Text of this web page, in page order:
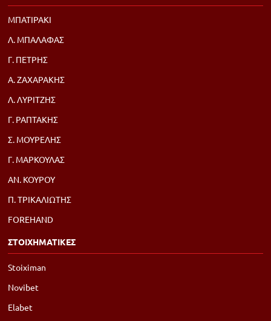
ΜΠΑΤΙΡΑΚΙ
Λ. ΜΠΑΛΑΦΑΣ
Γ. ΠΕΤΡΗΣ
Α. ΖΑΧΑΡΑΚΗΣ
Λ. ΛΥΡΙΤΖΗΣ
Γ. ΡΑΠΤΑΚΗΣ
Σ. ΜΟΥΡΕΛΗΣ
Γ. ΜΑΡΚΟΥΛΑΣ
ΑΝ. ΚΟΥΡΟΥ
Π. ΤΡΙΚΑΛΙΩΤΗΣ
FOREHAND
ΣΤΟΙΧΗΜΑΤΙΚΕΣ
Stoiximan
Novibet
Elabet